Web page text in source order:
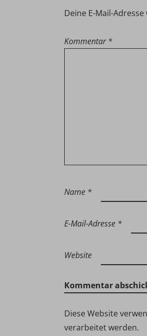
Deine E-Mail-
Kommentar *
Name *
E-Mail-Adresse *
Website
Diese Website
verarbeitet werden.